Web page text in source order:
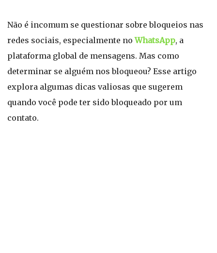
Não é incomum se questionar sobre bloqueios nas
redes sociais, especialmente noWhatsApp, a
plataforma global de mensagens. Mas como
determinar se alguém nos bloqueou? Esse artigo
explora algumas dicas valiosas que sugerem
quando você pode ter sido bloqueado por um
contato.